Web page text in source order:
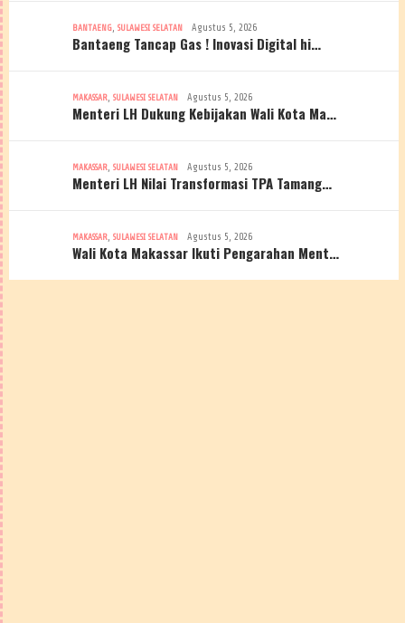
BANTAENG, SULAWESI SELATAN Agustus 5, 2026
Bantaeng Tancap Gas ! Inovasi Digital hi…
MAKASSAR, SULAWESI SELATAN Agustus 5, 2026
Menteri LH Dukung Kebijakan Wali Kota Ma…
MAKASSAR, SULAWESI SELATAN Agustus 5, 2026
Menteri LH Nilai Transformasi TPA Tamang…
MAKASSAR, SULAWESI SELATAN Agustus 5, 2026
Wali Kota Makassar Ikuti Pengarahan Ment…